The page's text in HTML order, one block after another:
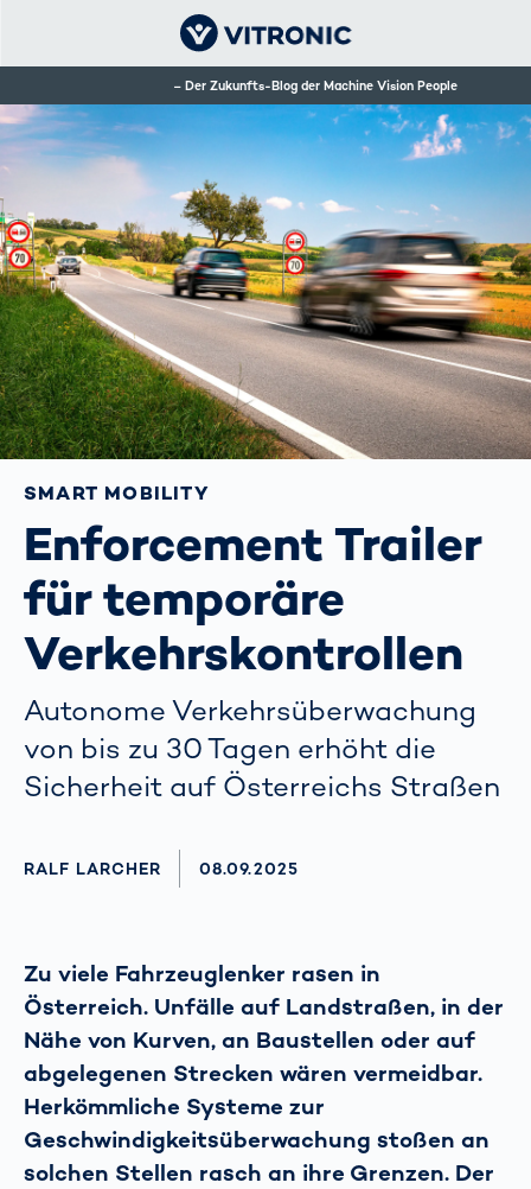
Der Zukunfts-Blog der Machine Vision People
SMART MOBILITY
Enforcement Trailer
für temporäre
Verkehrskontrollen
Autonome Verkehrsüberwachung
von bis zu 30 Tagen erhöht die
Sicherheit auf Österreichs Straßen
AUTHOR
RALF LARCHER AKTUALISIERT AM:
08.09.2025
Zu viele Fahrzeuglenker rasen in
Österreich. Unfälle auf Landstraßen, in der
Nähe von Kurven, an Baustellen oder auf
abgelegenen Strecken wären vermeidbar.
Herkömmliche Systeme zur
Geschwindigkeitsüberwachung stoßen an
solchen Stellen rasch an ihre Grenzen. Der